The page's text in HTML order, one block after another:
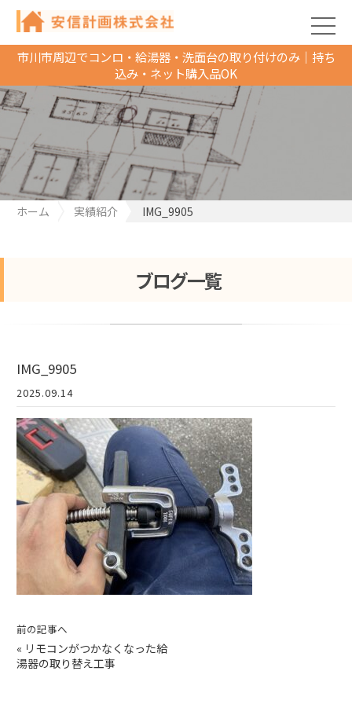
市川市周辺でコンロ・給湯器・洗面台の取り付けのみ｜持ち
込み・ネット購入品OK
ホーム 実績紹介 IMG_9905
ブログ一覧
IMG_9905
2025.09.14
前の記事へ
« リモコンがつかなくなった給
湯器の取り替え工事